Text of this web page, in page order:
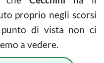
proprio negli scorsi
di vista non ci
a vedere.